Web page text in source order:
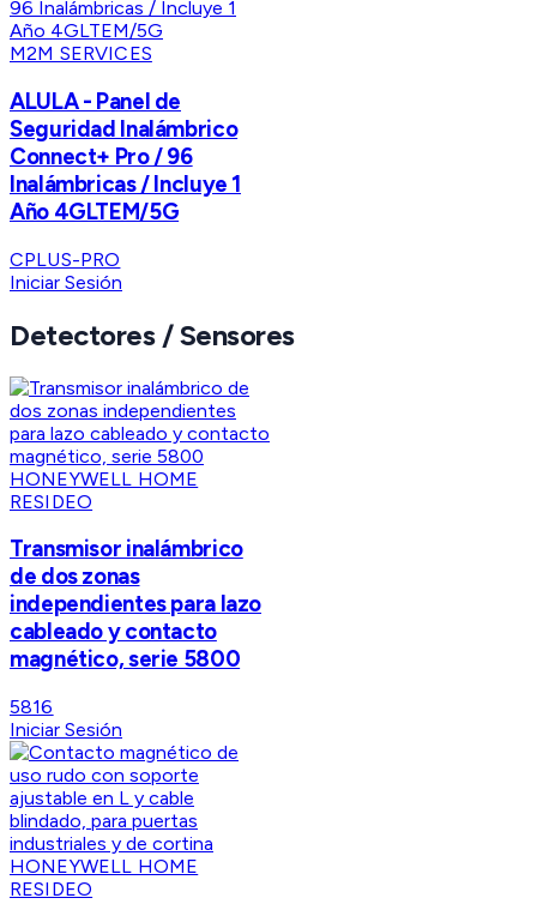
M2M SERVICES
ALULA - Panel de
Seguridad Inalámbrico
Connect+ Pro / 96
Inalámbricas / Incluye 1
Año 4GLTEM/5G
CPLUS-PRO
Iniciar Sesión
Detectores / Sensores
HONEYWELL HOME
RESIDEO
Transmisor inalámbrico
de dos zonas
independientes para lazo
cableado y contacto
magnético, serie 5800
5816
Iniciar Sesión
HONEYWELL HOME
RESIDEO